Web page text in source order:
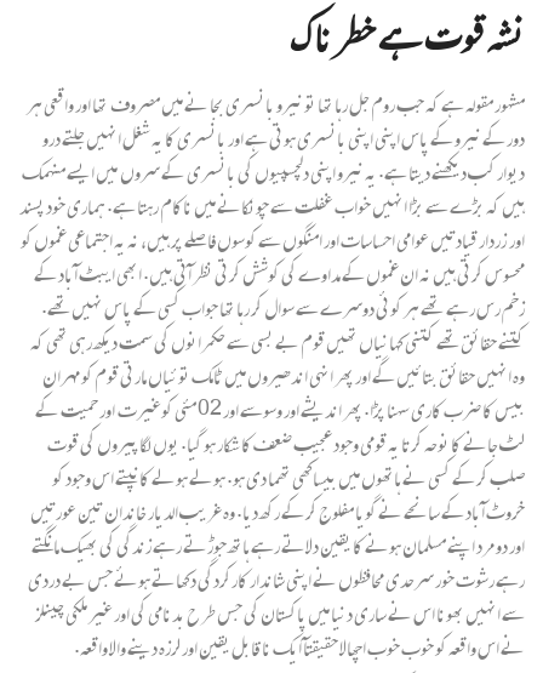
نشہ قوت ہے خطر ناک
مشہور مقولہ ہے کہ جب روم جل رہا تھا تو نیرو بانسری بجا نے میں مصروف تھا اور واقعی ہر
دور کے نیرو کے پاس اپنی اپنی بانسری ہوتی ہے اور بانسری کا یہ شغل انہیں جلتے درو
دیوار کب دیکھنے دیتا ہے. یہ نیرو اپنی دلچسپیوں کی بانسری کے سروں میں ایسے منہمک
ہیں کہ بڑے سے بڑا انہیں خواب غفلت سے چونکانے میں ناکام رہتا ہے. ہماری خود پسند
اور زردار قیادتیں عوامی احساسات اور امنگوں سے کوسوں فاصلے پر ہیں، نہ یہ اجتماعی غموں کو
محسوس کرتی ہیں نہ ان غموں کے مداوے کی کوشش کرتی نظر آتی ہیں‌. ابھی ایبٹ آباد کے
زخم رس رہے تھے ہر کوئی دوسرے سے سوال کر رہا تھا جواب کسی کے پاس نہیں تھے.
کتنے حقائق تھے کتنی کہانیاں تھیں قوم بے بسی سے حکمرانوں کی سمت دیکھ رہی تھی کہ
وہ انہیں حقائق بتائیں گے اور پھر انہی اندھیروں میں ٹامک توئیاں مارتی قوم کو مہران
بیس کا ضرب کاری سہنا پڑا. پھر اندیشے اور وسوسے اور 02 مئی کوغیرت اور حمیت کے
لٹ جانے کا نوحہ کرتا یہ قومی وجود عجیب ضعف کا شکار ہو گیا. یوں لگا پیروں کی قوت
صلب کر کے کسی نے ہاتھوں میں بیساکھی تھما دی ہو. ہولے ہولے کانپتے اس وجود کو
خروٹ آباد کے سانحے نے گویا مفلوج کر کے رکھ دیا. وہ غریب الدیار خاندان تین عورتیں
اور دو مرد اپنے مسلمان ہونے کا یقین دلاتے رہے ہاتھ جوڑتے رہے زندگی کی بھیک مانگتے
رہے رشوت خور سرحدی محافظوں نے اپنی شاندار کارکردگی دکھاتے ہوئے جس بے دردی
سے انہیں بھونا اس نے ساری دنیا میں پاکستان کی جس طر ح بدنامی کی اور غیر ملکی چینلز
نے اس واقعہ کو خوب خوب اچھالا حقیقتآ ایک نا قابل یقین اور لرزہ دینے والا واقعہ.